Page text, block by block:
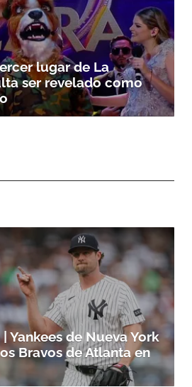
lugar de La
ser revelado como
Yankees de Nueva York
Bravos de Atlanta en